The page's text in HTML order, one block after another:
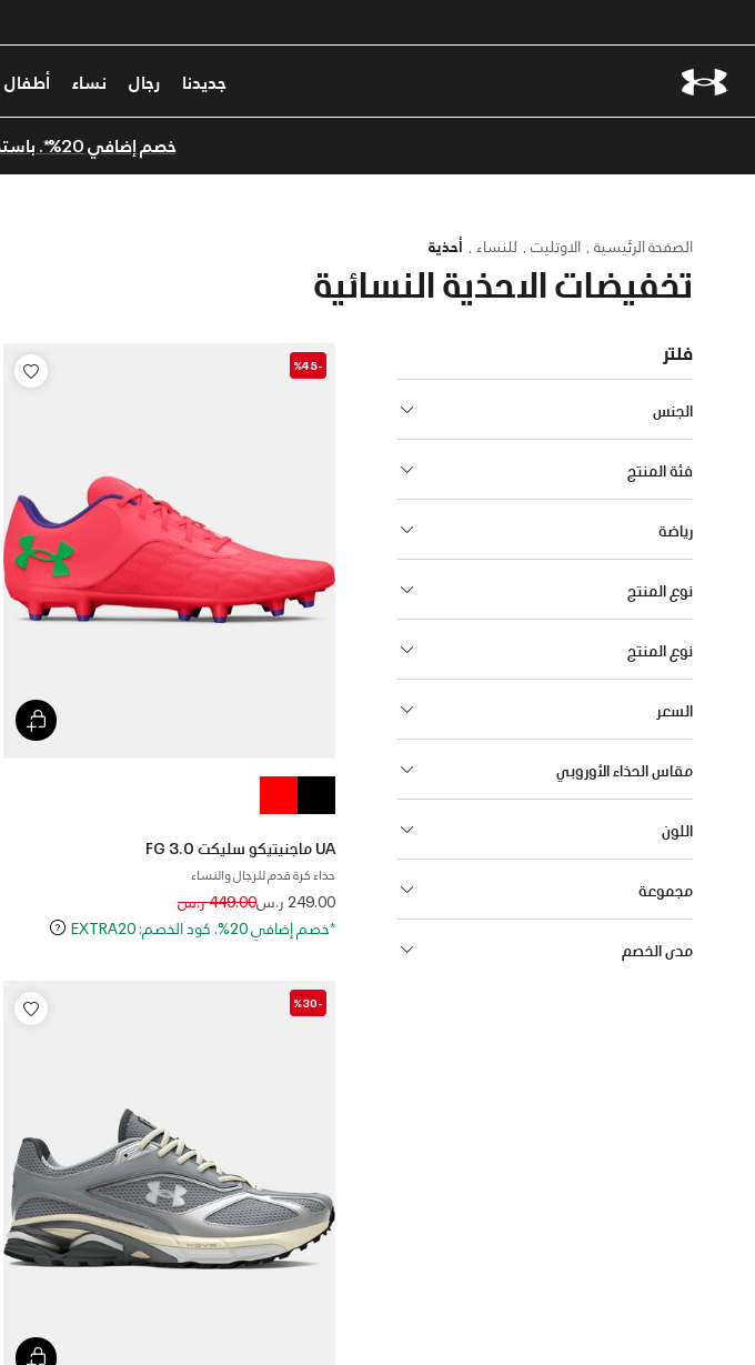
جديدنا رجال نساء أطفال
خصم إضافي 20%*. باستخدام الكود EXTRA20
الصفحة الرئيسية الاوتليت للنساء أحذية
تخفيضات الاحذية النسائية
فلتر
الجنس
فئة المنتج
رياضة
نوع المنتج
نوع المنتج
السعر
مقاس الحذاء الأوروبي
اللون
مجموعة
مدى الخصم
-%45
UA ماجنيتيكو سليكت 3.0 FG
حذاء كرة قدم للرجال والنساء
249.00 ر.سPrice reduced from
449.00 ر.سto
*خصم إضافي 20%. كود الخصم: EXTRA20
-%30